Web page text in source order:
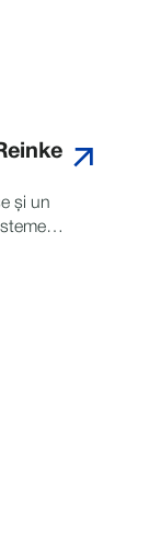
și un